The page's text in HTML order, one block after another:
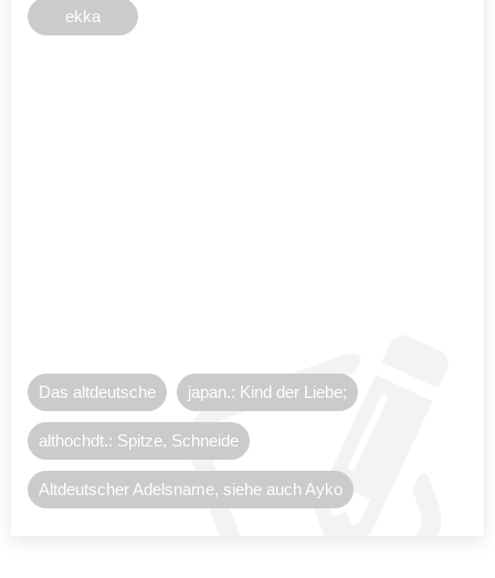
ekka
Das altdeutsche japan.: Kind der Liebe;
althochdt.: Spitze, Schneide
Altdeutscher Adelsname, siehe auch Ayko